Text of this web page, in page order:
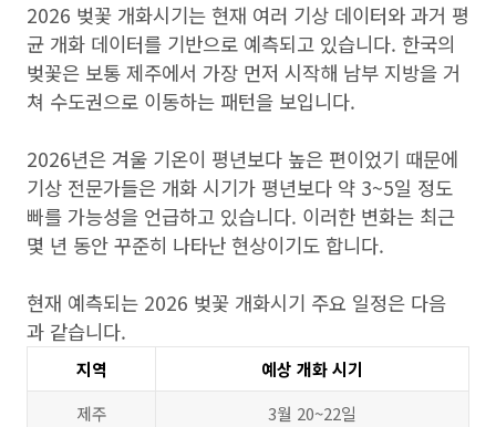
2026 벚꽃 개화시기는 현재 여러 기상 데이터와 과거 평
균 개화 데이터를 기반으로 예측되고 있습니다. 한국의
벚꽃은 보통 제주에서 가장 먼저 시작해 남부 지방을 거
쳐 수도권으로 이동하는 패턴을 보입니다.
2026년은 겨울 기온이 평년보다 높은 편이었기 때문에
기상 전문가들은 개화 시기가 평년보다 약 3~5일 정도
빠를 가능성을 언급하고 있습니다. 이러한 변화는 최근
몇 년 동안 꾸준히 나타난 현상이기도 합니다.
현재 예측되는 2026 벚꽃 개화시기 주요 일정은 다음
과 같습니다.
지역
예상 개화 시기
제주
3월 20~22일